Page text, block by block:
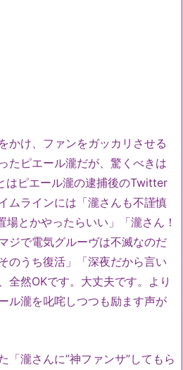
かけ、ファンをガッカリさせる
たピエール瀧だが、驚くべきは
はピエール瀧の逮捕後のTwitter
ムラインには「瀧さんも不謹慎
場とかやったらいい」「瀧さん！
ジで電気グルーヴは不滅なのだ
のうち復活」「深夜だから言い
全然OKです。大丈夫です。より
ル瀧を叱咤しつつも励ます声が
「瀧さんに”神ファンサ”してもら